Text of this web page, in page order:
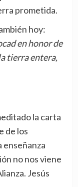
prometida.
hoy:
en honor de
tierra entera,
la carta
de los
enseñanza
no nos viene
Jesús